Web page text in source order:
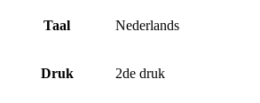
Taal Nederlands
Druk 2de druk